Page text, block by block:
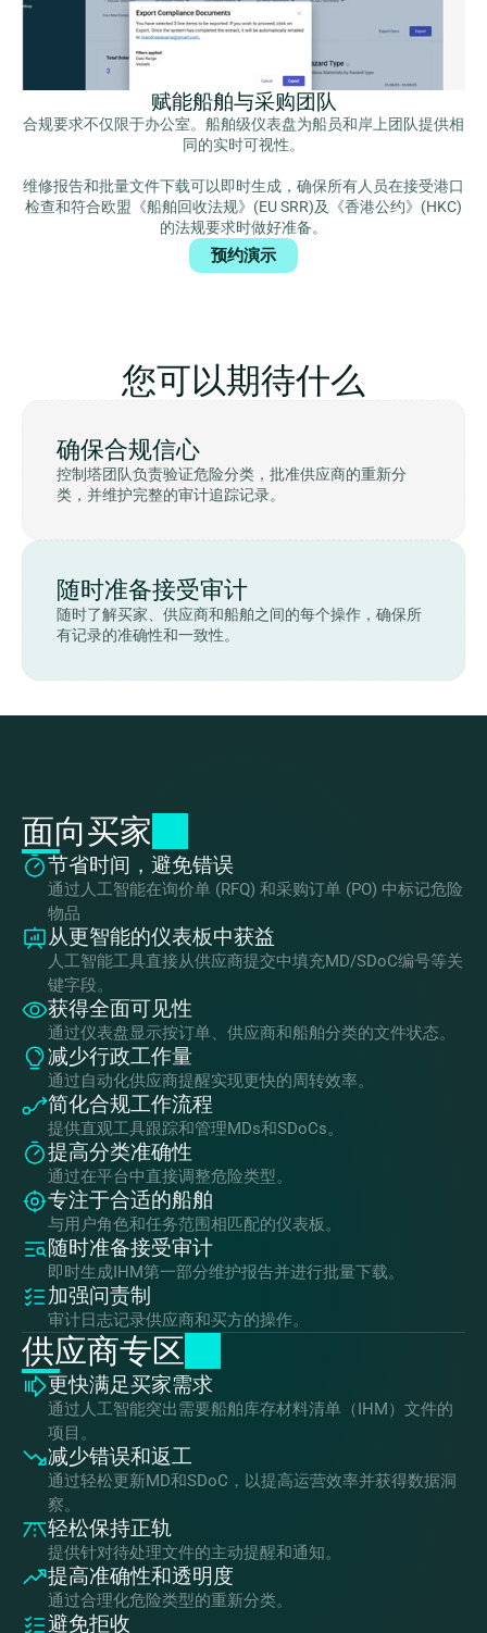
赋能船舶与采购团队
合规要求不仅限于办公室。船舶级仪表盘为船员和岸上团队提供相
同的实时可视性。
维修报告和批量文件下载可以即时生成，确保所有人员在接受港口
检查和符合欧盟《船舶回收法规》(EU SRR)及《香港公约》(HKC)
的法规要求时做好准备。
预约演示
您可以期待什么
确保合规信心
控制塔团队负责验证危险分类，批准供应商的重新分
类，并维护完整的审计追踪记录。
随时准备接受审计
随时了解买家、供应商和船舶之间的每个操作，确保所
有记录的准确性和一致性。
面向买家
节省时间，避免错误
通过人工智能在询价单 (RFQ) 和采购订单 (PO) 中标记危险
物品
从更智能的仪表板中获益
人工智能工具直接从供应商提交中填充MD/SDoC编号等关
键字段。
获得全面可见性
通过仪表盘显示按订单、供应商和船舶分类的文件状态。
减少行政工作量
通过自动化供应商提醒实现更快的周转效率。
简化合规工作流程
提供直观工具跟踪和管理MDs和SDoCs。
提高分类准确性
通过在平台中直接调整危险类型。
专注于合适的船舶
与用户角色和任务范围相匹配的仪表板。
随时准备接受审计
即时生成IHM第一部分维护报告并进行批量下载。
加强问责制
审计日志记录供应商和买方的操作。
供应商专区
更快满足买家需求
通过人工智能突出需要船舶库存材料清单（IHM）文件的
项目。
减少错误和返工
通过轻松更新MD和SDoC，以提高运营效率并获得数据洞
察。
轻松保持正轨
提供针对待处理文件的主动提醒和通知。
提高准确性和透明度
通过合理化危险类型的重新分类。
避免拒收